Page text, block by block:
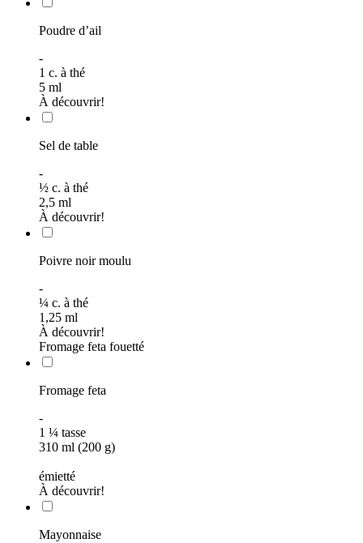
Poudre d’ail
-
1 c. à thé
5 ml
À découvrir!
Sel de table
-
½ c. à thé
2,5 ml
À découvrir!
Poivre noir moulu
-
¼ c. à thé
1,25 ml
À découvrir!
Fromage feta fouetté
Fromage feta
-
1 ¼ tasse
310 ml (200 g)
émietté
À découvrir!
Mayonnaise